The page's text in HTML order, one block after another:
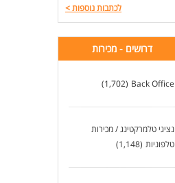
לכתבות נוספות>
דרושים - מכירות
Back Office
(1,702)
נציגי טלמרקטינג / מכירות
טלפוניות (1,148)